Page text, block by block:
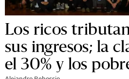
Los ricos
sus ingresos; la
el 30% y los